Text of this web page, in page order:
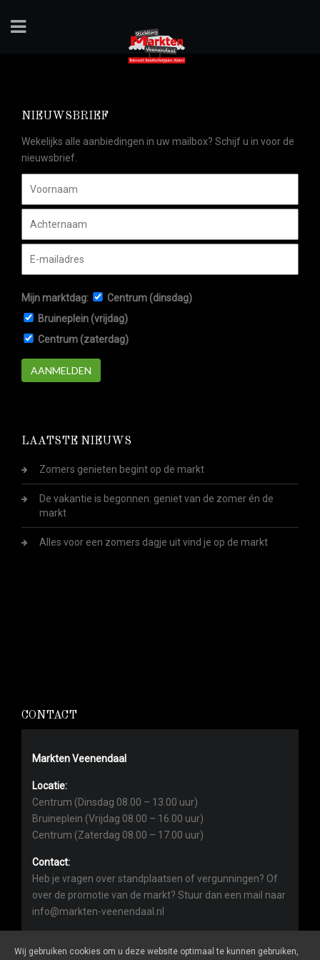
NIEUWSBRIEF
Wekelijks alle aanbiedingen in uw mailbox? Schijf u in voor de
nieuwsbrief.
Mijn marktdag:
Centrum (dinsdag)
Bruineplein (vrijdag)
Centrum (zaterdag)
AANMELDEN
LAATSTE NIEUWS
Zomers genieten begint op de markt
De vakantie is begonnen: geniet van de zomer én de
markt
Alles voor een zomers dagje uit vind je op de markt
CONTACT
Markten Veenendaal
Locatie:
Centrum (Dinsdag 08.00 – 13.00 uur)
Bruineplein (Vrijdag 08.00 – 16.00 uur)
Centrum (Zaterdag 08.00 – 17.00 uur)
Contact:
Heb je vragen over standplaatsen of vergunningen? Of
over de promotie van de markt? Stuur dan een mail naar
info@markten-veenendaal.nl
Wij gebruiken cookies om u deze website optimaal te kunnen gebruiken,